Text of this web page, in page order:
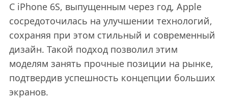
С iPhone 6S, выпущенным через год, Apple
сосредоточилась на улучшении технологий,
сохраняя при этом стильный и современный
дизайн. Такой подход позволил этим
моделям занять прочные позиции на рынке,
подтвердив успешность концепции больших
экранов.